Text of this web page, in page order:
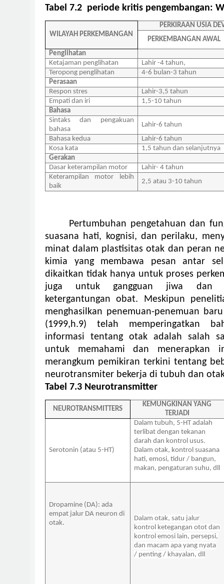
Tabel 7.2 periode kritis pengembangan:
WILAYAH PERKEMBANGAN
PERKIRAAN USIA
PERKEMBANGAN AWAL
Penglihatan
Ketajaman penglihatan
Lahir -4 tahun,
Teropong penglihatan
4-6 bulan-3 tahun
Perasaan
Respon stres
Lahir-3,5 tahun
Empati dan iri
1,5-10 tahun
Bahasa
Sintaks dan pengakuan
bahasa
Lahir-6 tahun
Bahasa kedua
Lahir-6 tahun
Kosa kata
1,5 tahun dan selanjutnya
Gerakan
Dasar keterampilan motor
Lahir- 4 tahun
Keterampilan motor lebih
baik
2,5 atau 3-10 tahun
Pertumbuhan pengetahuan dan
suasana hati, kognisi, dan perilaku,
minat dalam plastisitas otak dan peran
kimia yang membawa pesan antar
dikaitkan tidak hanya untuk proses
juga untuk gangguan jiwa dan
ketergantungan obat. Meskipun
menghasilkan penemuan-penemuan
(1999,h.9) telah memperingatkan
informasi tentang otak adalah salah
untuk memahami dan menerapkan
merangkum pemikiran terkini tentang
neurotransmiter bekerja di tubuh dan
Tabel 7.3 Neurotransmitter
NEUROTRANSMITTERS
KEMUNGKINAN YANG
TERJADI
Serotonin (atau 5-HT)
Dalam tubuh, 5-HT adalah
terlibat dengan tekanan
darah dan kontrol usus.
Dalam otak, kontrol suasana
hati, emosi, tidur / bangun,
makan, pengaturan suhu, dll
Dropamine (DA): ada
empat jalur DA neuron di
otak.
Dalam otak, satu jalur
kontrol ketegangan otot dan
kontrol emosi lain, persepsi,
dan macam apa yang nyata
/ penting / khayalan, dll